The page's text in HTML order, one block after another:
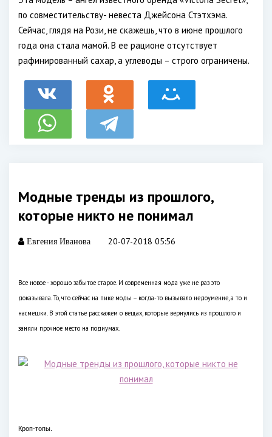
по совместительству- невеста Джейсона Стэтхэма.
Сейчас, глядя на Рози, не скажешь, что в июне прошлого
года она стала мамой. В ее рационе отсутствует
рафинированный сахар, а углеводы – строго ограничены.
Модные тренды из прошлого,
которые никто не понимал
Евгения Иванова 20-07-2018 05:56
Все новое - хорошо забытое старое. И современная мода уже не раз это
доказывала. То, что сейчас на пике моды – когда-то вызывало недоумение, а то и
насмешки. В этой статье расскажем о вещах, которые вернулись из прошлого и
заняли прочное место на подиумах.
Кроп-топы.